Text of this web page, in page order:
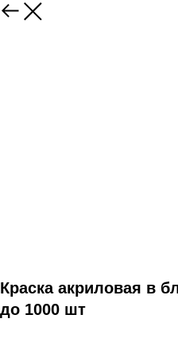
Краска акриловая в
до 1000 шт